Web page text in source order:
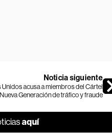
Noticia siguiente
acusa a miembros del Cártel
Generación de tráfico y fraude
aquí